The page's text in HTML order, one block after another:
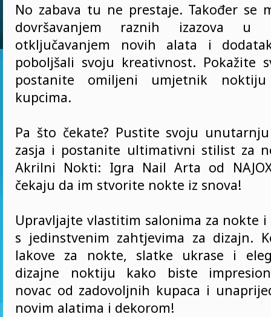
No zabava tu ne prestaje. Također se
dovršavanjem raznih izazova
otključavanjem novih alata i
poboljšali svoju kreativnost. Pokažite
postanite omiljeni umjetnik
kupcima.
Pa što čekate? Pustite svoju
zasja i postanite ultimativni stilist za
Akrilni Nokti: Igra Nail Arta od
čekaju da im stvorite nokte iz snova!
Upravljajte vlastitim salonima za nokte
s jedinstvenim zahtjevima za dizajn.
lakove za nokte, slatke ukrase i
dizajne noktiju kako biste
novac od zadovoljnih kupaca i
novim alatima i dekorom!